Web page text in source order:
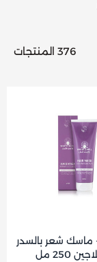
376 المنتجات
شعر بالسدر
250 مل